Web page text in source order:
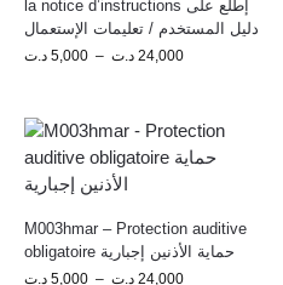
la notice d’instructions إطلع على
دليل المستخدم / تعليمات الإستعمال
5,000 د.ت – 24,000 د.ت
M003hmar – Protection auditive
obligatoire حماية الأذنين إجبارية
5,000 د.ت – 24,000 د.ت